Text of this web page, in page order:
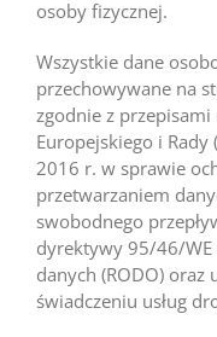
osoby fizycznej.
Wszystkie dane
przechowywane na
zgodnie z
Europejskiego i
2016 r. w sprawie
przetwarzaniem
swobodnego
dyrektywy 95/46/
danych (RODO)
świadczeniu usług